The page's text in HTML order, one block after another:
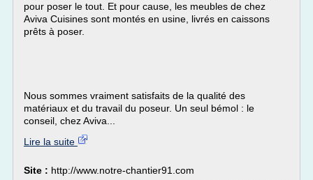
pour poser le tout. Et pour cause, les meubles de chez
Aviva Cuisines sont montés en usine, livrés en caissons
prêts à poser.
Nous sommes vraiment satisfaits de la qualité des
matériaux et du travail du poseur. Un seul bémol : le
conseil, chez Aviva...
Lire la suite
Site : http://www.notre-chantier91.com